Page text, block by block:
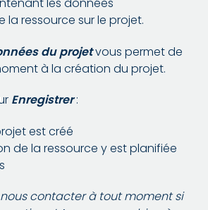
les données
ressource sur le projet.
du projetvous permet de
à la création du projet.
Enregistrer :
est créé
de la ressource y est planifiée
contacter à tout moment si